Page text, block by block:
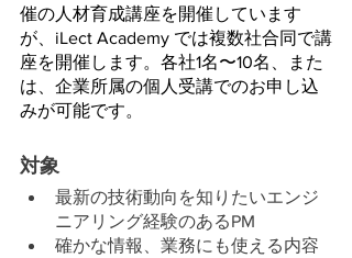
催の人材育成講座を開催しています
が、iLect Academy では複数社合同で講
座を開催します。各社1名〜10名、また
は、企業所属の個人受講でのお申し込
みが可能です。
対象
最新の技術動向を知りたいエンジ
ニアリング経験のあるPM
確かな情報、業務にも使える内容